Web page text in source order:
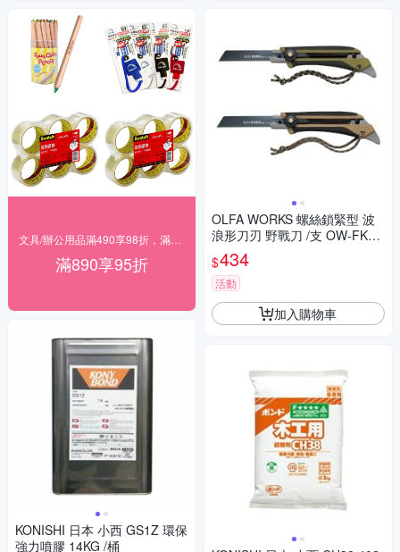
滿890享95折
KONISHI 日本 小西 GS1Z 環保
強力噴膠 14KG /桶
OLFA WORKS 螺絲鎖緊型 波
浪形刀刃 野戰刀 /支 OW-FK1
系列
$434
活動
加入購物車